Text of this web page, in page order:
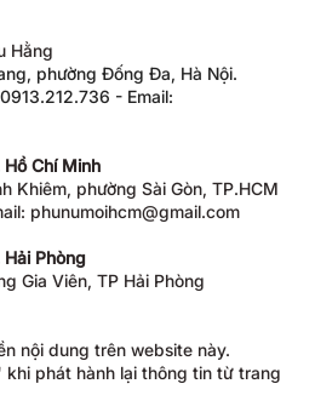
Hằng
phường Đống Đa, Hà Nội.
- Email:
Chí Minh
Khiêm, phường Sài Gòn, TP.HCM
phunumoihcm@gmail.com
Phòng
Gia Viên, TP Hải Phòng
nội dung trên website này.
khi phát hành lại thông tin từ trang